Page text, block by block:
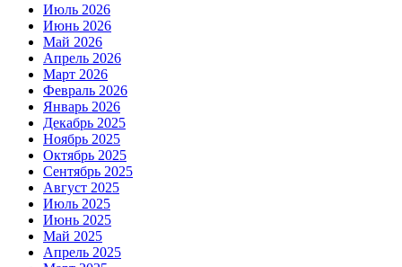
Июль 2026
Июнь 2026
Май 2026
Апрель 2026
Март 2026
Февраль 2026
Январь 2026
Декабрь 2025
Ноябрь 2025
Октябрь 2025
Сентябрь 2025
Август 2025
Июль 2025
Июнь 2025
Май 2025
Апрель 2025